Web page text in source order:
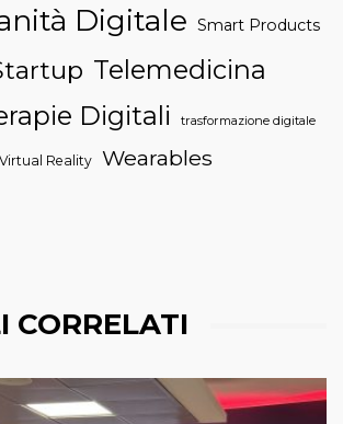
Digitale Smart Products
Telemedicina
Digitali trasformazione digitale
Virtual Reality Wearables
CORRELATI